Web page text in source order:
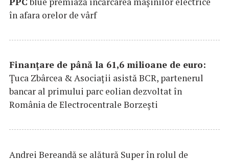
în afara orelor de vârf
Finanțare de până la 61,6 milioane de euro:
Țuca Zbârcea & Asociații asistă BCR, partenerul
bancar al primului parc eolian dezvoltat în
România de Electrocentrale Borzești
Andrei Bereandă se alătură Super în rolul de